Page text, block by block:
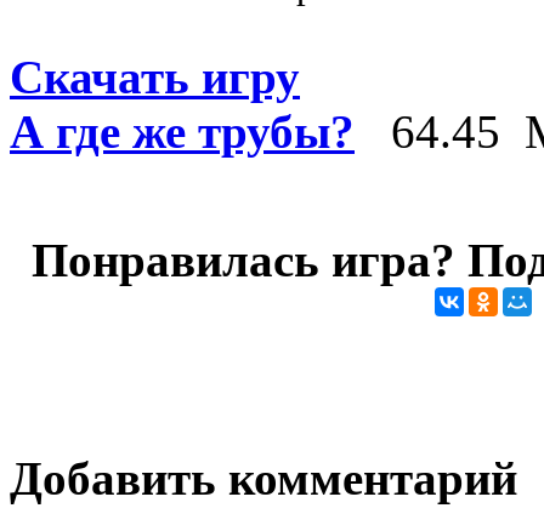
Скачать игру
А где же трубы? 64.45
Понравилась игра?
Добавить комментарий